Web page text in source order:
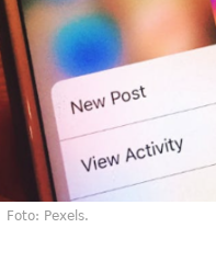
Foto: Pexels.